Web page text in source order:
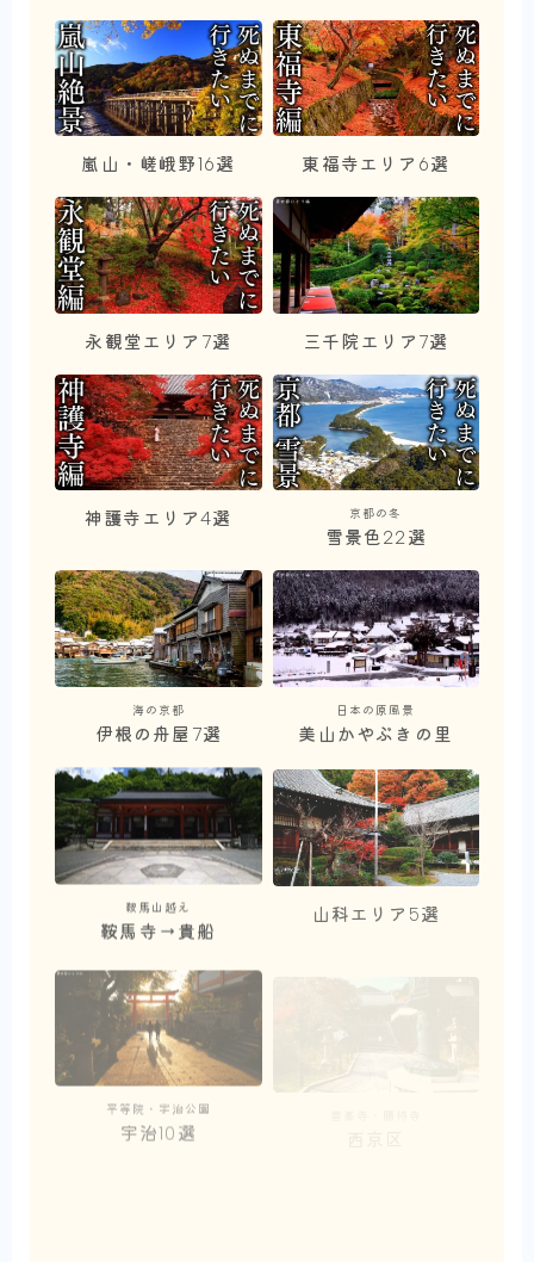
嵐山・嵯峨野16選 東福寺エリア6選
永観堂エリア7選 三千院エリア7選
神護寺エリア4選 京都の冬
雪景色22選
海の京都
伊根の舟屋7選
日本の原風景
美山かやぶきの里
鞍馬山越え
鞍馬寺→貴船
山科エリア5選
平等院・宇治公園
宇治10選